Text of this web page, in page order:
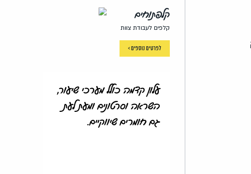
קלפתוחים
קלפים לעבודת צוות
לפרטים נוספים >
עלון קדמה כולל מערכי שיעור,
השראה וסרטונים ומעת לעת
גם חומרים שיווקיים.